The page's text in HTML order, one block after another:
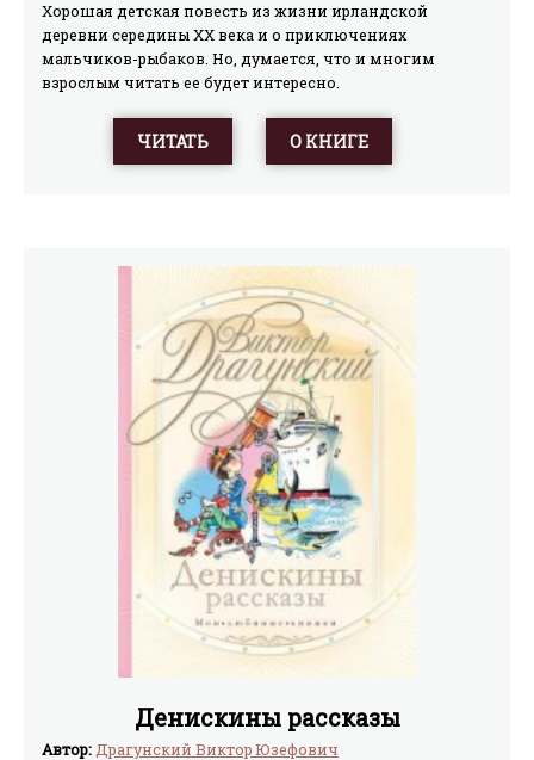
Хорошая детская повесть из жизни ирландской
деревни середины XX века и о приключениях
мальчиков-рыбаков. Но, думается, что и многим
взрослым читать ее будет интересно.
ЧИТАТЬ О КНИГЕ
Денискины рассказы
Автор: Драгунский Виктор Юзефович